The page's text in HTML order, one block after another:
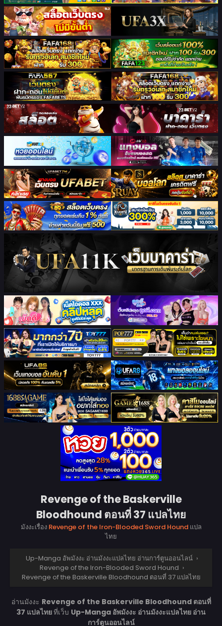
Revenge of the Baskerville
Bloodhound ตอนที่ 37 แปลไทย
มังงะเรื่อง Revenge of the Iron-Blooded Sword Houndแปล
ไทย
Up-Manga อัพมังงะ อ่านมังงะแปลไทย อ่านการ์ตูนออนไลน์ ›
Revenge of the Iron-Blooded Sword Hound ›
Revenge of the Baskerville Bloodhound ตอนที่ 37 แปลไทย
อ่านมังงะ Revenge of the Baskerville Bloodhound ตอนที่
37 แปลไทยที่เว็บ Up-Manga อัพมังงะ อ่านมังงะแปลไทย อ่าน
การ์ตูนออนไลน์